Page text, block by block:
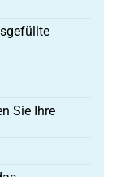
Sie Ihre